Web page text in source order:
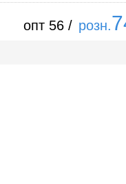
опт 56 / розн.